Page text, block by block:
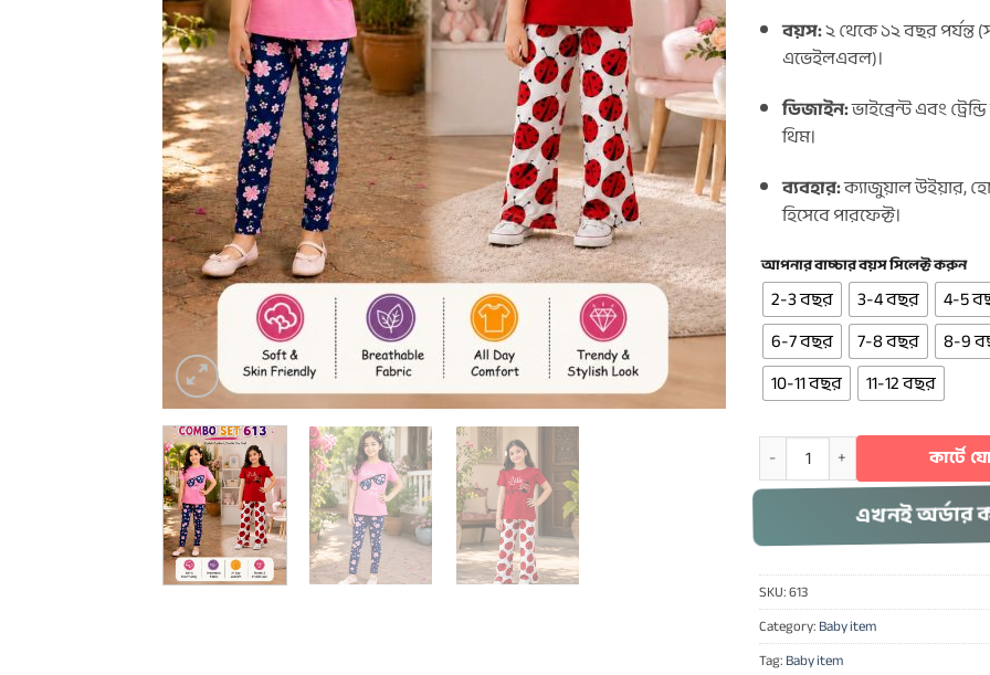
বয়স:২ থেকে ১২ বছর পর্যন্ত
এভেইলএবল)।
ডিজাইন:ভাইব্রেন্ট এবং
থিম।
ব্যবহার:ক্যাজুয়াল উইয়ার,
হিসেবে পারফেক্ট।
আপনার বাচ্চার বয়স সিলেক্ট করুন
2-3 বছর 3-4 বছর 4-5
6-7 বছর
7-8 বছর 8-9
10-11 বছর
11-12 বছর
Premium Cotton T-shirt Set for
কার্টে
এখনই অর্ডার
SKU:613
Category:Baby item
Tag:Baby item